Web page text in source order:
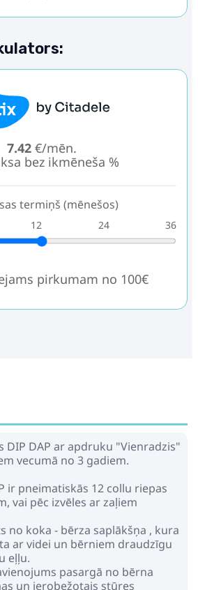
7.42 €/mēn.
bez ikmēneša %
termiņš (mēnešos)
12 24 36
pirkumam no 100€
DIP DAP ar apdruku "Vienradzis"
vecumā no 3 gadiem.
ir pneimatiskās 12 collu riepas
vai pēc izvēles ar zaļiem
no koka - bērza saplākšņa , kura
ar videi un bērniem draudzīgu
eļļu.
pasargā no bērna
un ierobežotais stūres